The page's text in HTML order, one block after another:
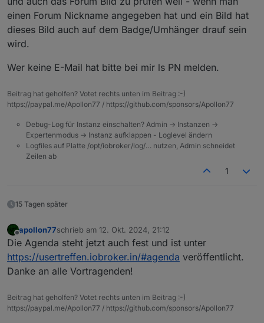
einen Forum Nickname angegeben hat und ein Bild hat
dieses Bild auch auf dem Badge/Umhänger drauf sein
wird.
Wer keine E-Mail hat bitte bei mir ls PN melden.
Beitrag hat geholfen? Votet rechts unten im Beitrag :-)
https://paypal.me/Apollon77 / https://github.com/sponsors/Apollon77
Debug-Log für Instanz einschalten? Admin -> Instanzen ->
Expertenmodus -> Instanz aufklappen - Loglevel ändern
Logfiles auf Platte /opt/iobroker/log/… nutzen, Admin schneidet
Zeilen ab
1
15 Tagen später
Offline
apollon77schrieb am 12. Okt. 2024, 21:12
zuletzt editiert von
Die Agenda steht jetzt auch fest und ist unter
https://usertreffen.iobroker.in/#agenda veröffentlicht.
Danke an alle Vortragenden!
Beitrag hat geholfen? Votet rechts unten im Beitrag :-)
https://paypal.me/Apollon77 / https://github.com/sponsors/Apollon77